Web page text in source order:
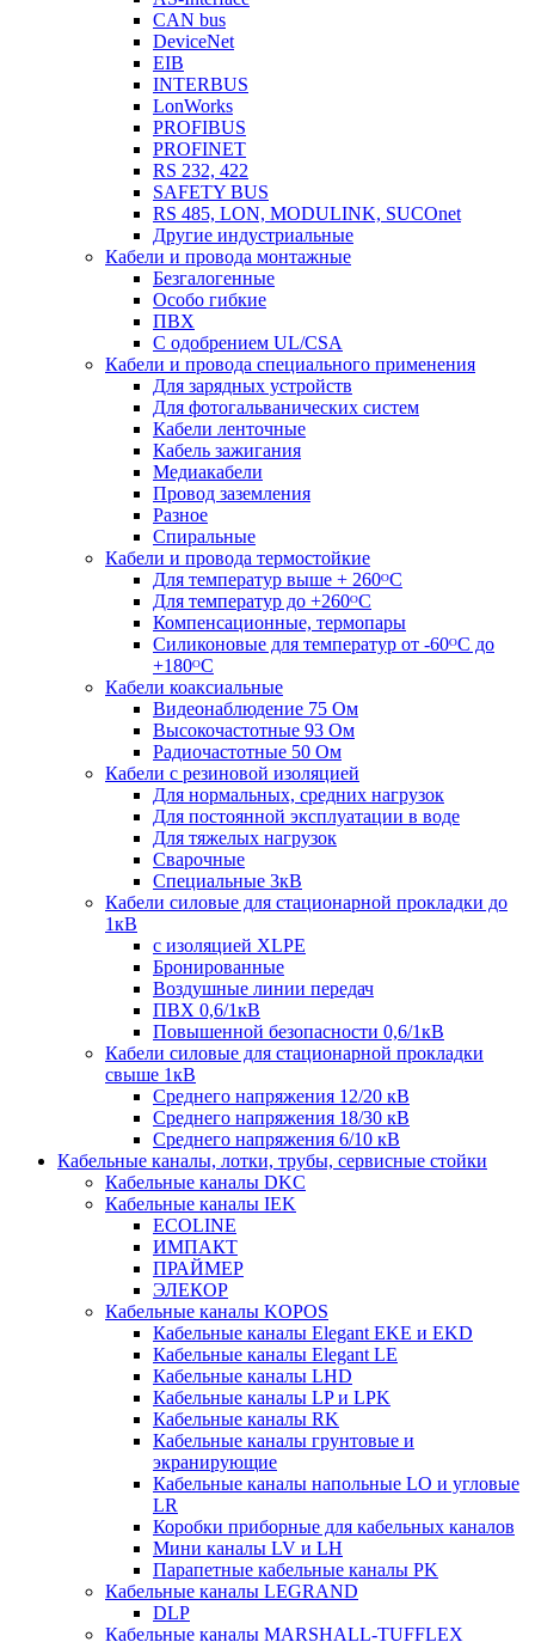
CAN bus
DeviceNet
EIB
INTERBUS
LonWorks
PROFIBUS
PROFINET
RS 232, 422
SAFETY BUS
RS 485, LON, MODULINK, SUCOnet
Другие индустриальные
Кабели и провода монтажные
Безгалогенные
Особо гибкие
ПВХ
С одобрением UL/CSA
Кабели и провода специального применения
Для зарядных устройств
Для фотогальванических систем
Кабели ленточные
Кабель зажигания
Медиакабели
Провод заземления
Разное
Спиральные
Кабели и провода термостойкие
Для температур выше + 260ᴼС
Для температур до +260ᴼС
Компенсационные, термопары
Силиконовые для температур от -60ᴼC до
+180ᴼС
Кабели коаксиальные
Видеонаблюдение 75 Ом
Высокочастотные 93 Ом
Радиочастотные 50 Ом
Кабели с резиновой изоляцией
Для нормальных, средних нагрузок
Для постоянной эксплуатации в воде
Для тяжелых нагрузок
Сварочные
Специальные 3кВ
Кабели силовые для стационарной прокладки до
1кВ
c изоляцией XLPE
Бронированные
Воздушные линии передач
ПВХ 0,6/1кВ
Повышенной безопасности 0,6/1кВ
Кабели силовые для стационарной прокладки
свыше 1кВ
Среднего напряжения 12/20 кВ
Среднего напряжения 18/30 кВ
Среднего напряжения 6/10 кВ
Кабельные каналы, лотки, трубы, сервисные стойки
Кабельные каналы DKC
Кабельные каналы IEK
ECOLINE
ИМПАКТ
ПРАЙМЕР
ЭЛЕКОР
Кабельные каналы KOPOS
Кабельные каналы Elegant EKE и EKD
Кабельные каналы Elegant LE
Кабельные каналы LHD
Кабельные каналы LP и LPK
Кабельные каналы RK
Кабельные каналы грунтовые и
экранирующие
Кабельные каналы напольные LO и угловые
LR
Коробки приборные для кабельных каналов
Мини каналы LV и LH
Парапетные кабельные каналы PK
Кабельные каналы LEGRAND
DLP
Кабельные каналы MARSHALL-TUFFLEX